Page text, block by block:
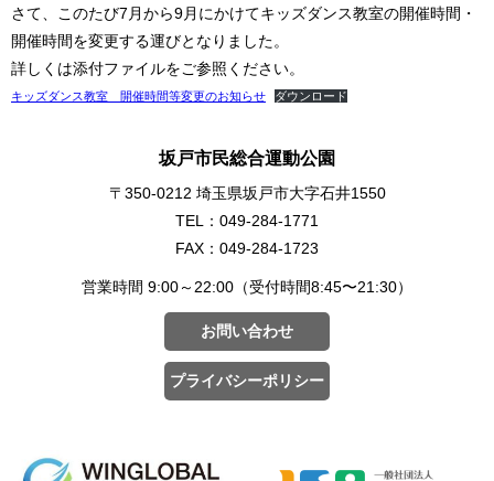
さて、このたび7月から9月にかけてキッズダンス教室の開催時間・
開催時間を変更する運びとなりました。
詳しくは添付ファイルをご参照ください。
キッズダンス教室 開催時間等変更のお知らせ ダウンロード
坂戸市民総合運動公園
〒350-0212 埼玉県坂戸市大字石井1550
TEL：049-284-1771
FAX：049-284-1723
営業時間 9:00～22:00（受付時間8:45〜21:30）
お問い合わせ
プライバシーポリシー